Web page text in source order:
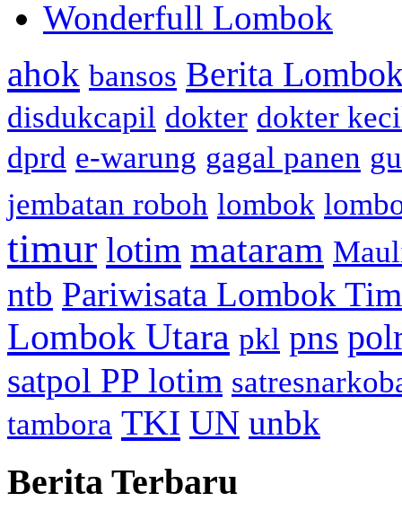
Wonderfull Lombok
ahok bansos Berita
disdukcapil dokter dokter
dprd e-warung gagal panen
jembatan roboh lombok
timur lotim mataram
ntb Pariwisata Lombok
Lombok Utara pkl pns
satpol PP lotim
tambora TKI UN unbk
Berita Terbaru